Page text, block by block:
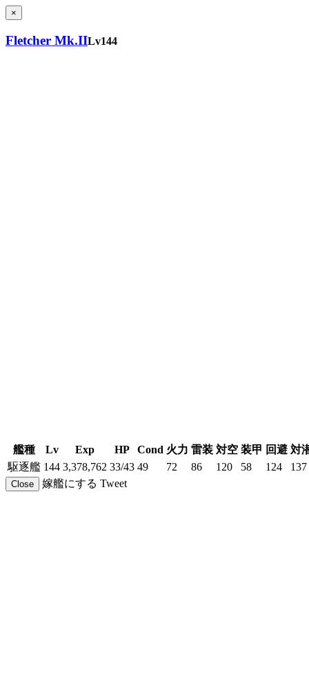
×
Fletcher Mk.IILv144
艦種 Lv Exp HP Cond 火力 雷装 対空 装甲 回避 対
駆逐艦 144 3,378,762 33/43 49 72 86 120 58 124 137
Close 嫁艦にする Tweet